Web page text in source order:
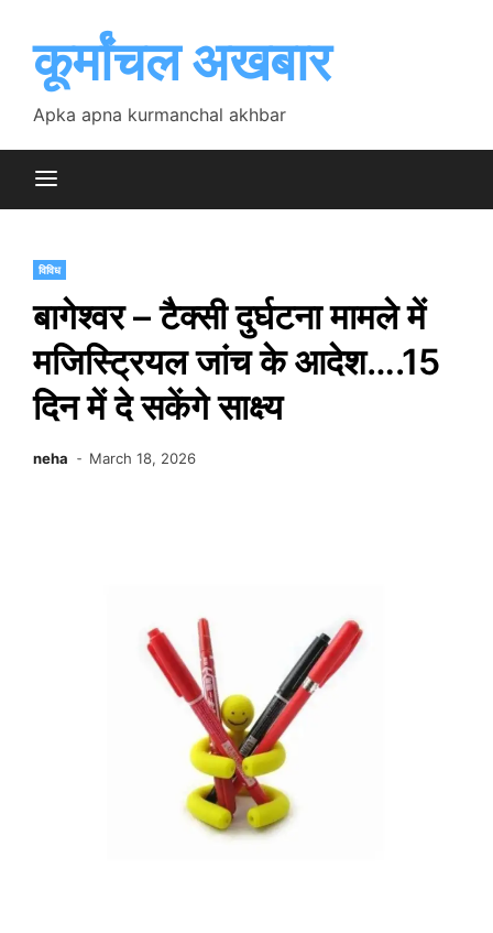
contentकूर्मांचल अखबार
Apka apna kurmanchal akhbar
विविध
बागेश्वर – टैक्सी दुर्घटना मामले में
मजिस्ट्रियल जांच के आदेश….15
दिन में दे सकेंगे साक्ष्य
neha March 18, 2026